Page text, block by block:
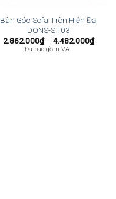
Bàn Góc Sofa Tròn Hiện Đại
DONS-ST03
2.862.000₫ – 4.482.000₫
giá:
Đã bao gồm VAT